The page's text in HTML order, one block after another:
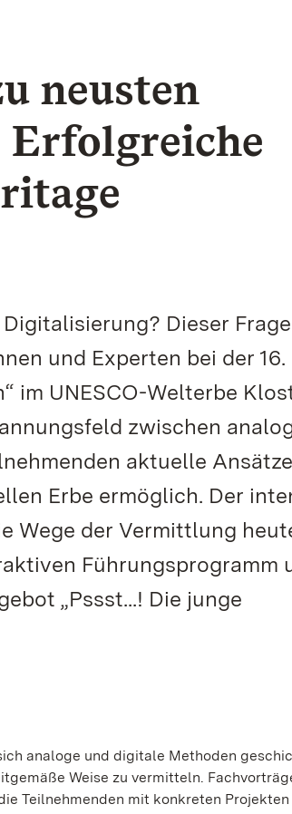
neusten
Dieser Frage
und Experten bei der 16.
im UNESCO-Welterbe
zwischen
aktuelle
Erbe ermöglich. Der
Wege der Vermittlung
Führungsprogramm
„Pssst...! Die junge
analoge und digitale Methoden
Weise zu vermitteln.
Teilnehmenden mit konkreten Projekten